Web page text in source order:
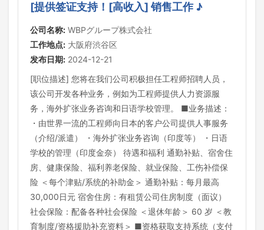
[提供签证支持！[高收入] 销售工作 ♪
公司名称: WBPグループ株式会社
工作地点: 大阪府渋谷区
发布日期: 2024-12-21
[职位描述] 您将在我们公司积极担任工程师招聘人员，
该公司开发各种业务，例如为工程师提供人力资源服
务，海外扩张业务咨询和日语学校管理。 ■业务描述：
・由世界一流的工程师向日本的客户公司提供人事服务
（介绍/派遣） ・海外扩张业务咨询（印度等） ・日语
学校的管理（印度金奈） 待遇和福利 通勤补贴、宿舍住
房、健康保险、福利养老保险、就业保险、工伤补偿保
险 ＜每个津贴/系统的补助金＞ 通勤补贴：每月最高
30,000日元 宿舍住房：有租赁公司住房制度（面议）
社会保险：配备各种社会保险 ＜退休年龄＞ 60 岁 ＜教
育制度/资格援助补充资料＞ ■资格获取支持系统（支付